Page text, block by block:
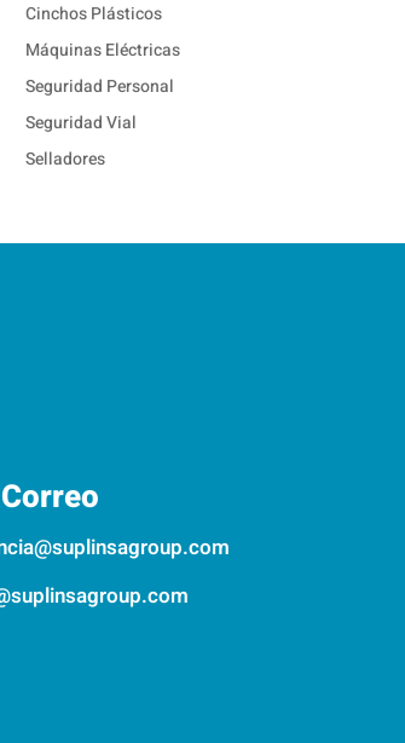
Cinchos Plásticos
Máquinas Eléctricas
Seguridad Personal
Seguridad Vial
Selladores
Correo